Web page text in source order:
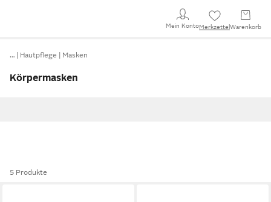
Mein KontoMerkzettel Warenkorb
… Hautpflege Masken
Körpermasken
5 Produkte